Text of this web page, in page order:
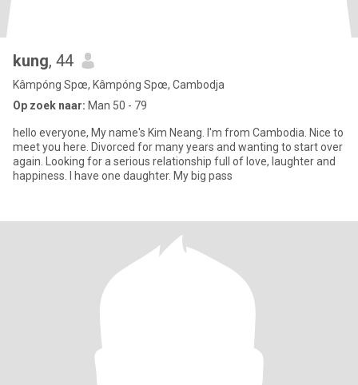
kung, 44
Kâmpóng Spœ, Kâmpóng Spœ, Cambodja
Op zoek naar: Man 50 - 79
hello everyone, My name's Kim Neang. I'm from Cambodia. Nice to
meet you here. Divorced for many years and wanting to start over
again. Looking for a serious relationship full of love, laughter and
happiness. I have one daughter. My big pass